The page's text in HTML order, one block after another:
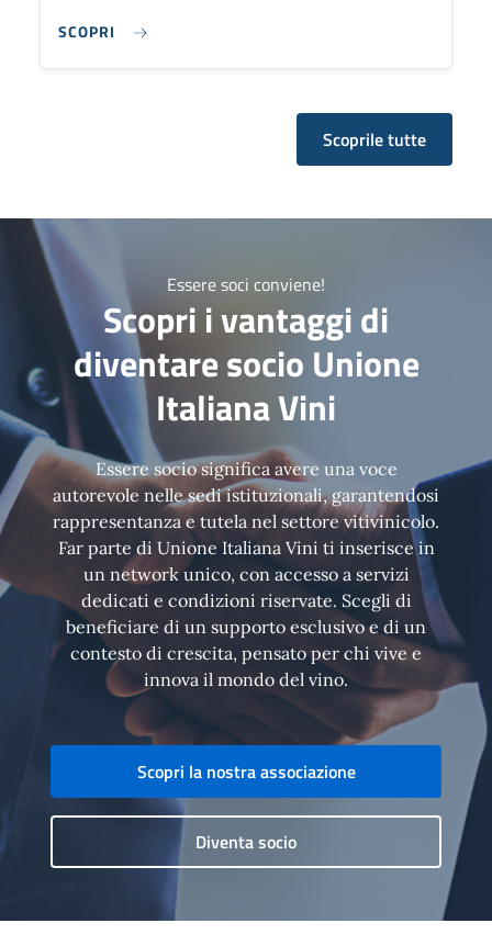
SCOPRI
Scoprile tutte
Essere soci conviene!
Scopri i vantaggi di
diventare socio Unione
Italiana Vini
Essere socio significa avere una voce
autorevole nelle sedi istituzionali, garantendosi
rappresentanza e tutela nel settore vitivinicolo.
Far parte di Unione Italiana Vini ti inserisce in
un network unico, con accesso a servizi
dedicati e condizioni riservate. Scegli di
beneficiare di un supporto esclusivo e di un
contesto di crescita, pensato per chi vive e
innova il mondo del vino.
Scopri la nostra associazione
Diventa socio